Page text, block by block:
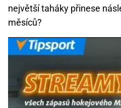
největší taháky přinese
měsíců?